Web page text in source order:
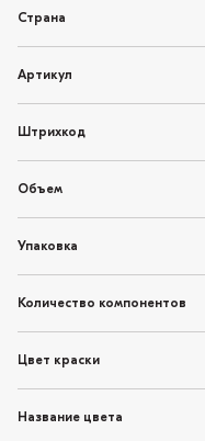
Страна
Артикул
Штрихкод
Объем
Упаковка
Количество компонентов
Цвет краски
Название цвета